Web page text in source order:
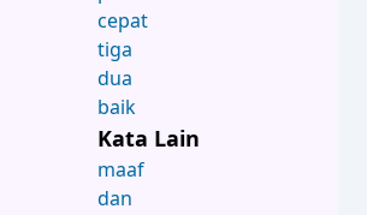
cepat
tiga
dua
baik
Kata Lain
maaf
dan